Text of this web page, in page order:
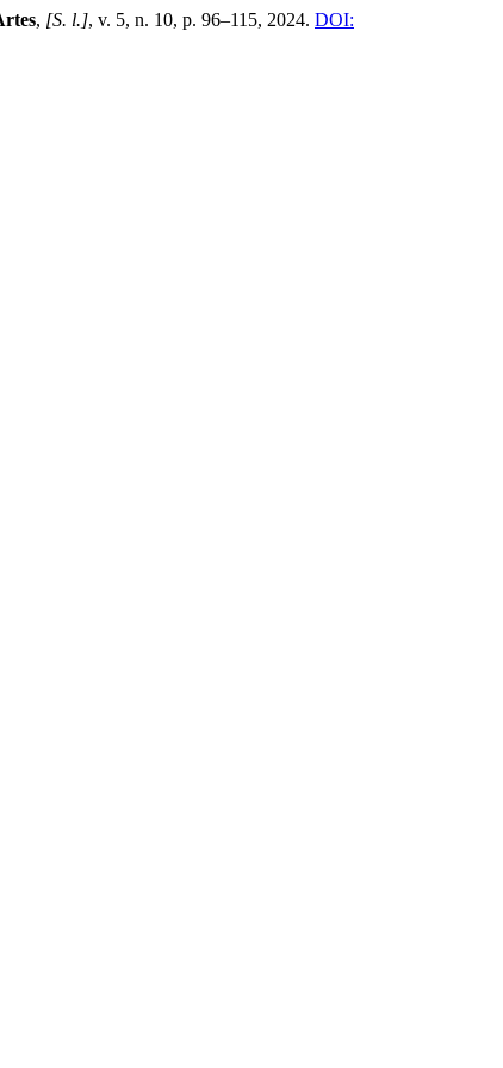
, [S. l.], v. 5, n. 10, p. 96–115, 2024. DOI: